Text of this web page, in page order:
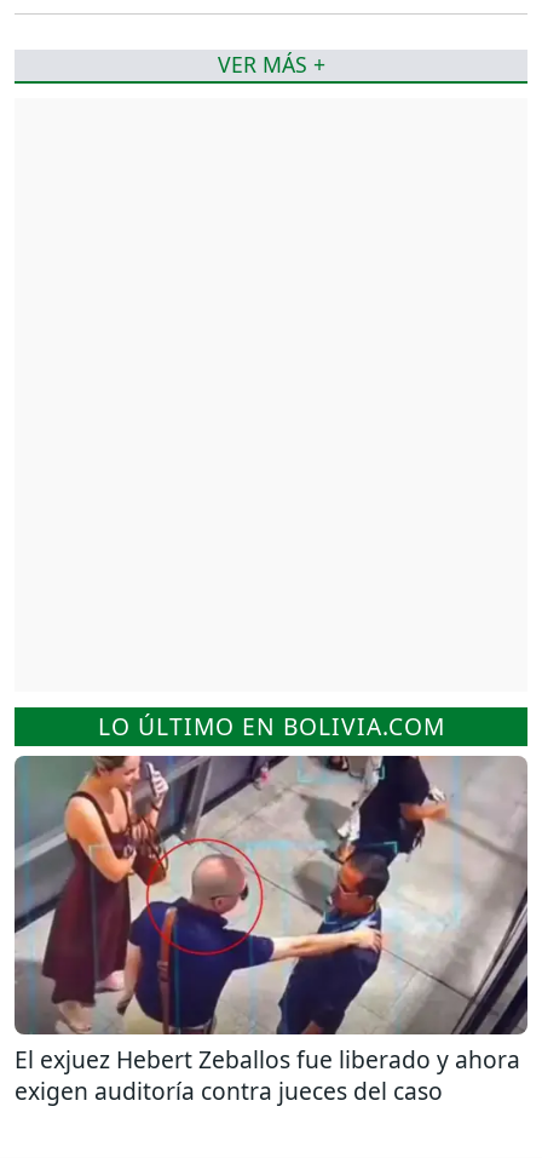
LO ÚLTIMO EN BOLIVIA.COM
El exjuez Hebert Zeballos fue liberado y ahora
exigen auditoría contra jueces del caso
VER MÁS +